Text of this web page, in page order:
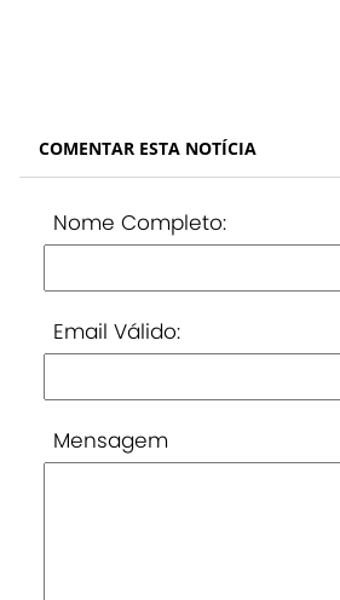
COMENTAR ESTA NOTÍCIA
Nome Completo:
Email Válido:
Mensagem